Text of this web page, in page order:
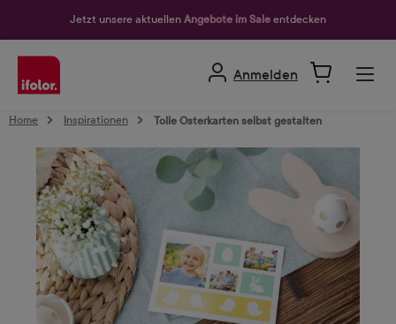
Jetzt unsere aktuellen Angebote im Sale entdecken
Anmelden
Home Inspirationen Tolle Osterkarten selbst gestalten